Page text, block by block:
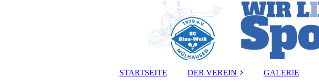
STARTSEITE DER VEREIN GALERIE